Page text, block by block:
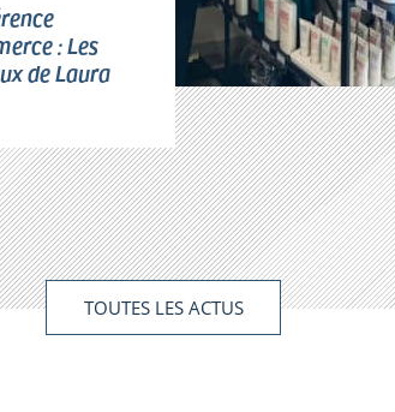
: Les
de Laura
TOUTES LES ACTUS